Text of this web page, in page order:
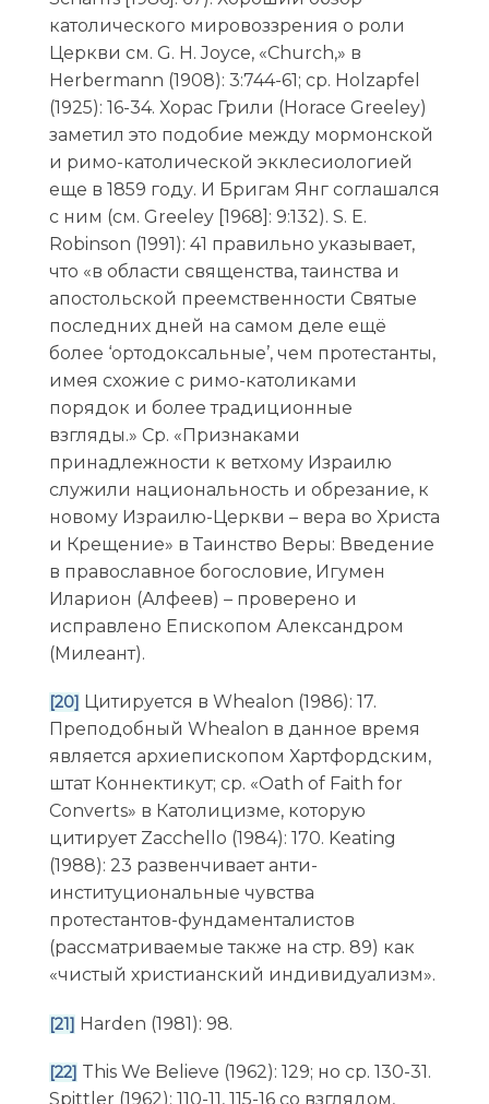
католического мировоззрения о роли
Церкви см. G. H. Joyce, «Church,» в
Herbermann (1908): 3:744-61; ср. Holzapfel
(1925): 16-34. Хорас Грили (Horace Greeley)
заметил это подобие между мормонской
и римо-католической экклесиологией
еще в 1859 году. И Бригам Янг соглашался
с ним (см. Greeley [1968]: 9:132). S. E.
Robinson (1991): 41 правильно указывает,
что «в области священства, таинства и
апостольской преемственности Святые
последних дней на самом деле ещё
более ‘ортодоксальные’, чем протестанты,
имея схожие с римо-католиками
порядок и более традиционные
взгляды.» Ср. «Признаками
принадлежности к ветхому Израилю
служили национальность и обрезание, к
новому Израилю-Церкви – вера во Христа
и Крещение» в Таинство Веры: Введение
в православное богословие, Игумен
Иларион (Алфеев) – проверено и
исправлено Епископом Александром
(Милеант).
[20] Цитируется в Whealon (1986): 17.
Преподобный Whealon в данное время
является архиепископом Хартфордским,
штат Коннектикут; ср. «Oath of Faith for
Converts» в Католицизме, которую
цитирует Zacchello (1984): 170. Keating
(1988): 23 развенчивает анти-
институциональные чувства
протестантов-фундаменталистов
(рассматриваемые также на стр. 89) как
«чистый христианский индивидуализм».
[21] Harden (1981): 98.
[22] This We Believe (1962): 129; но ср. 130-31.
Spittler (1962): 110-11, 115-16 со взглядом,